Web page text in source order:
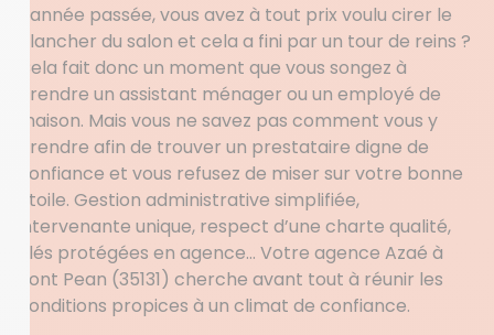
L’année passée, vous avez à tout prix voulu cirer le
plancher du salon et cela a fini par un tour de reins ?
Cela fait donc un moment que vous songez à
prendre un assistant ménager ou un employé de
maison. Mais vous ne savez pas comment vous y
prendre afin de trouver un prestataire digne de
confiance et vous refusez de miser sur votre bonne
étoile. Gestion administrative simplifiée,
intervenante unique, respect d’une charte qualité,
clés protégées en agence… Votre agence Azaé à
Pont Pean (35131) cherche avant tout à réunir les
conditions propices à un climat de confiance.